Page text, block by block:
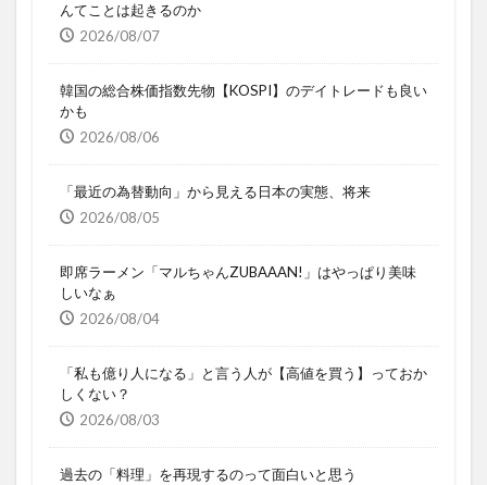
んてことは起きるのか
2026/08/07
韓国の総合株価指数先物【KOSPI】のデイトレードも良い
かも
2026/08/06
「最近の為替動向」から見える日本の実態、将来
2026/08/05
即席ラーメン「マルちゃんZUBAAAN!」はやっぱり美味
しいなぁ
2026/08/04
「私も億り人になる」と言う人が【高値を買う】っておか
しくない？
2026/08/03
過去の「料理」を再現するのって面白いと思う